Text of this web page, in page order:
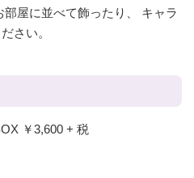
屋に並べて飾ったり、 キャラ
さい。
￥3,600 + 税